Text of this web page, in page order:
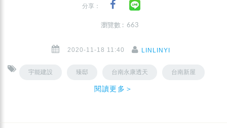
分享：
瀏覽數 : 663
2020-11-18 11:40 LINLINYI
宇能建設 臻邸 台南永康透天 台南新屋
閱讀更多＞